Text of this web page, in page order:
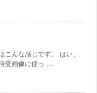
こんな感じです。 はい、
受画像に使っ ...